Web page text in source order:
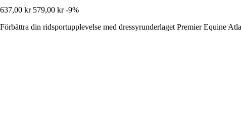
637,00 kr 579,00 kr -9%
Förbättra din ridsportupplevelse med dressyrunderlaget Premier Equine